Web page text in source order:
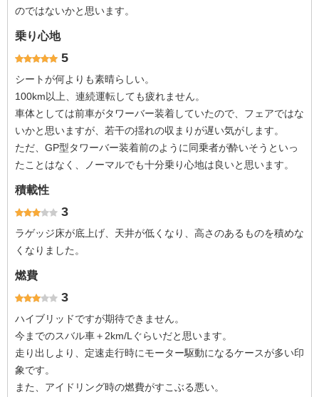
のではないかと思います。
乗り心地
5
シートが何よりも素晴らしい。
100km以上、連続運転しても疲れません。
車体としては前車がタワーバー装着していたので、フェアではな
いかと思いますが、若干の揺れの収まりが遅い気がします。
ただ、GP型タワーバー装着前のように同乗者が酔いそうといっ
たことはなく、ノーマルでも十分乗り心地は良いと思います。
積載性
3
ラゲッジ床が底上げ、天井が低くなり、高さのあるものを積めな
くなりました。
燃費
3
ハイブリッドですが期待できません。
今までのスバル車＋2km/Lぐらいだと思います。
走り出しより、定速走行時にモーター駆動になるケースが多い印
象です。
また、アイドリング時の燃費がすこぶる悪い。